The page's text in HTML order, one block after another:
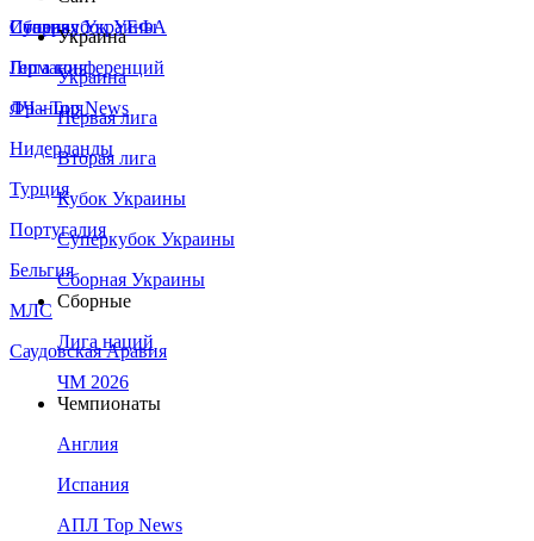
Сборная Украины
Италия
Германия
Франция
Нидерланды
Турция
Португалия
Бельгия
МЛС
Саудовская Аравия
Суперкубок УЕФА
Лига конференций
ЛЧ - Top News
Украина
Украина
Первая лига
Вторая лига
Кубок Украины
Суперкубок Украины
Сборная Украины
Сборные
Лига наций
ЧМ 2026
Чемпионаты
Англия
Испания
АПЛ Top News